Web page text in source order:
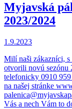
Myjavská
2023/2024
1.9.2023
Milí naši zákazníci, s
otvorili novú sezónu
telefonicky 0910
na našej stránke
Vás a nech Vám to